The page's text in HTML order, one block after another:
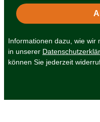
Informationen dazu, wie wir
in unserer
können Sie jederzeit